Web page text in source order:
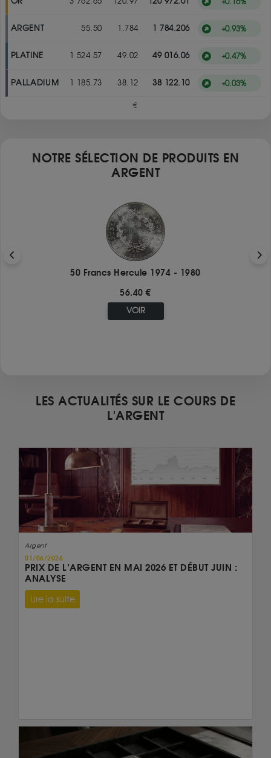
ARGENT 55.50 1.784 1 784.206 +0.93%
PLATINE 1 524.57 49.02 49 016.06 +0.47%
PALLADIUM 1 185.73 38.12 38 122.10 +0.03%
€
NOTRE SÉLECTION DE PRODUITS EN
ARGENT
50 Francs Hercule 1974 - 1980
56.40 €
VOIR
LES ACTUALITÉS SUR LE COURS DE
L'ARGENT
Argent
01/06/2026
PRIX DE L’ARGENT EN MAI 2026 ET DÉBUT JUIN :
ANALYSE
Lire la suite